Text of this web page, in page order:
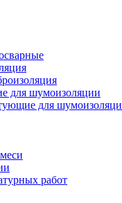
для шумоизоляции
для
работ